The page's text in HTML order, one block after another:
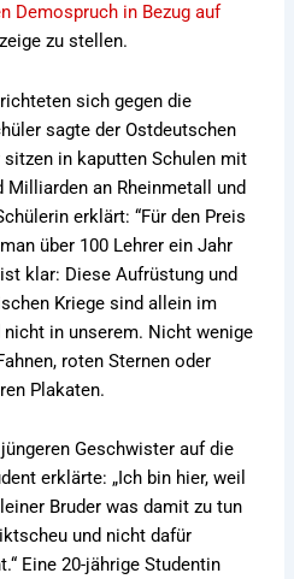
Demospruch in Bezug auf
zu stellen.
sich gegen die
sagte der Ostdeutschen
sitzen in kaputten Schulen mit
Milliarden an Rheinmetall und
erklärt: “Für den Preis
über 100 Lehrer ein Jahr
ist klar: Diese Aufrüstung und
Kriege sind allein im
nicht in unserem. Nicht wenige
roten Sternen oder
Plakaten.
Geschwister auf die
erklärte: „Ich bin hier, weil
Bruder was damit zu tun
und nicht dafür
Eine 20-jährige Studentin